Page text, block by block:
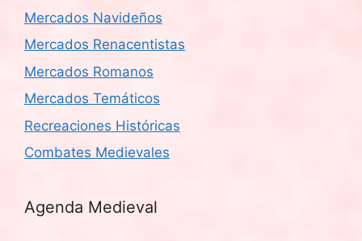
Mercados Navideños
Mercados Renacentistas
Mercados Romanos
Mercados Temáticos
Recreaciones Históricas
Combates Medievales
Agenda Medieval